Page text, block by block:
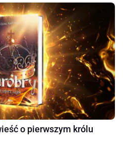
o pierwszym królu